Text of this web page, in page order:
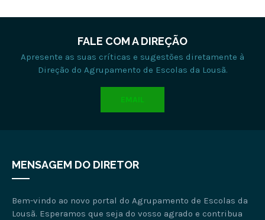
FALE COM A DIREÇÃO
Apresente as suas críticas e sugestões diretamente à
Direção do Agrupamento de Escolas da Lousã.
EMAIL
MENSAGEM DO DIRETOR
Bem-vindo ao novo portal do Agrupamento de Escolas da
Lousã. Esperamos que seja do vosso agrado e contribua